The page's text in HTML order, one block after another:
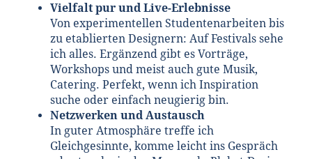
Vielfalt pur und Live-Erlebnisse
Von experimentellen Studentenarbeiten bis
zu etablierten Designern: Auf Festivals sehe
ich alles. Ergänzend gibt es Vorträge,
Workshops und meist auch gute Musik,
Catering. Perfekt, wenn ich Inspiration
suche oder einfach neugierig bin.
Netzwerken und Austausch
In guter Atmosphäre treffe ich
Gleichgesinnte, komme leicht ins Gespräch